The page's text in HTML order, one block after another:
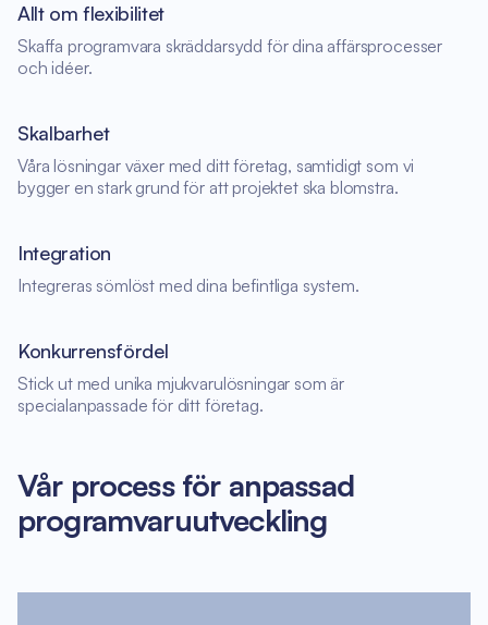
Allt om flexibilitet
Skaffa programvara skräddarsydd för dina affärsprocesser
och idéer.
Skalbarhet
Våra lösningar växer med ditt företag, samtidigt som vi
bygger en stark grund för att projektet ska blomstra.
Integration
Integreras sömlöst med dina befintliga system.
Konkurrensfördel
Stick ut med unika mjukvarulösningar som är
specialanpassade för ditt företag.
Vår process för anpassad
programvaruutveckling